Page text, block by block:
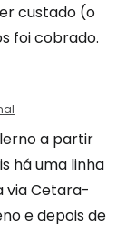
custado (o
foi cobrado.
a partir
há uma linha
via Cetara-
e depois de